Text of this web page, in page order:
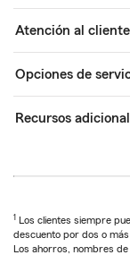
Atención al cliente
Opciones de
Recursos
1 Los clientes siempre
descuento por dos o
Los ahorros, nombres